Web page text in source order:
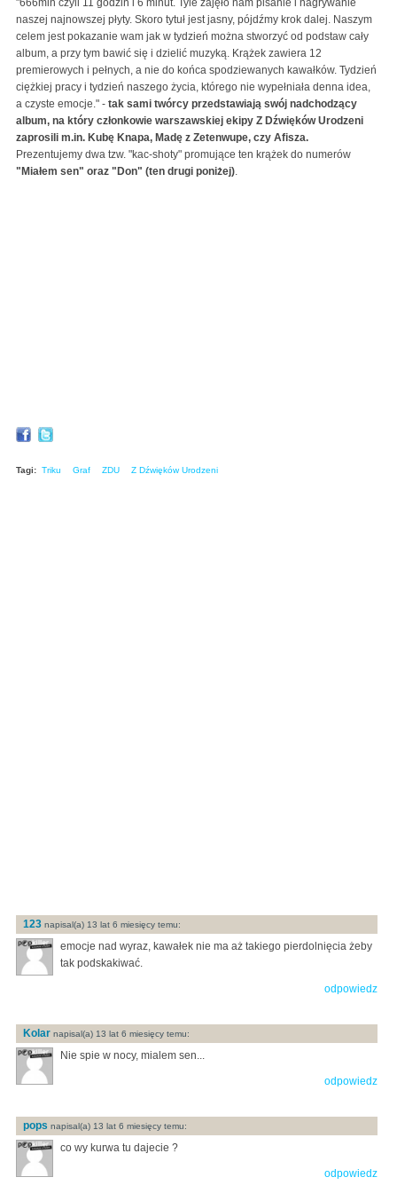
"666min czyli 11 godzin i 6 minut. Tyle zajęło nam pisanie i nagrywanie
naszej najnowszej płyty. Skoro tytuł jest jasny, pójdźmy krok dalej. Naszym
celem jest pokazanie wam jak w tydzień można stworzyć od podstaw cały
album, a przy tym bawić się i dzielić muzyką. Krążek zawiera 12
premierowych i pełnych, a nie do końca spodziewanych kawałków. Tydzień
ciężkiej pracy i tydzień naszego życia, którego nie wypełniała denna idea,
a czyste emocje." - tak sami twórcy przedstawiają swój nadchodzący
album, na który członkowie warszawskiej ekipy Z Dźwięków Urodzeni
zaprosili m.in. Kubę Knapa, Madę z Zetenwupe, czy Afisza.
Prezentujemy dwa tzw. "kac-shoty" promujące ten krążek do numerów
"Miałem sen" oraz "Don" (ten drugi poniżej).
Tagi: Triku Graf ZDU Z Dźwięków Urodzeni
123 napisal(a) 13 lat 6 miesięcy temu:
emocje nad wyraz, kawałek nie ma aż takiego pierdolnięcia żeby
tak podskakiwać.
odpowiedz
Kolar napisal(a) 13 lat 6 miesięcy temu:
Nie spie w nocy, mialem sen...
odpowiedz
pops napisal(a) 13 lat 6 miesięcy temu:
co wy kurwa tu dajecie ?
odpowiedz